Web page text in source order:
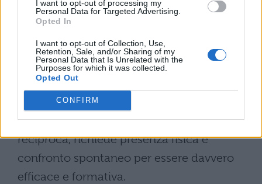
I want to opt-out of processing my
Personal Data for Targeted Advertising.
Opted In
I want to opt-out of Collection, Use,
Retention, Sale, and/or Sharing of my
Personal Data that Is Unrelated with the
Purposes for which it was collected.
Opted Out
CONFIRM
L’idea di fondo è semplice ma
rivoluzionaria: l’educazione autentica si
costruisce attraverso sguardi, domande e
interazioni immediate che nessuna
intelligenza artificiale può replicare. La
relazione educativa, basata sulla fiducia
reciproca, richiede presenza fisica e
confronto spontaneo per essere davvero
efficace e formativa.